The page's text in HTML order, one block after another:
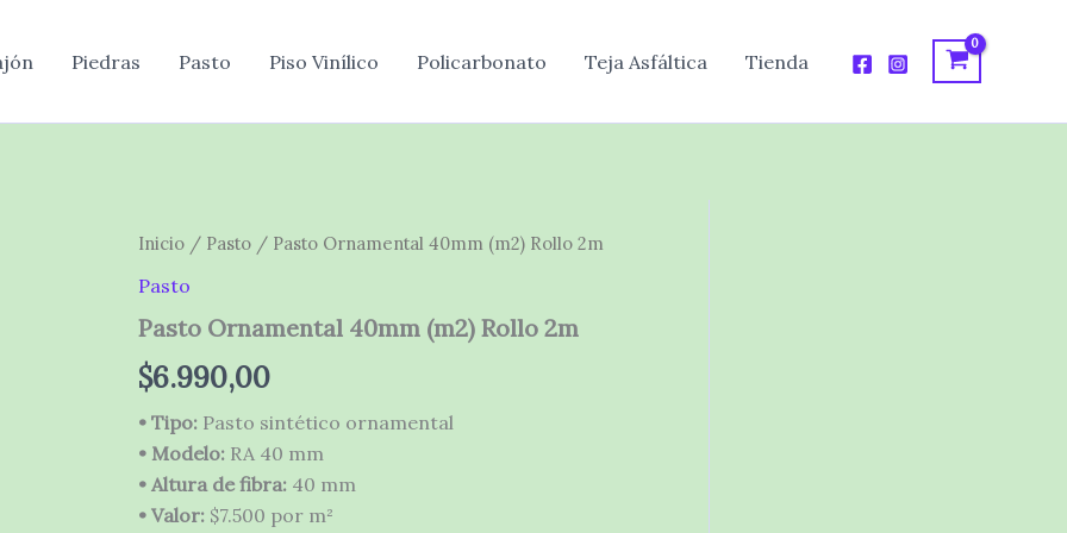
Piedras Pasto Piso Vinílico Policarbonato Teja Asfáltica Tienda
Inicio/ Pasto/ Pasto Ornamental 40mm (m2) Rollo 2m
Pasto
Pasto Ornamental 40mm (m2) Rollo 2m
$6.990,00
• Tipo:Pasto sintético ornamental
• Modelo:RA 40 mm
• Altura de fibra:40 mm
• Valor:$7.500 por m²
cantidad